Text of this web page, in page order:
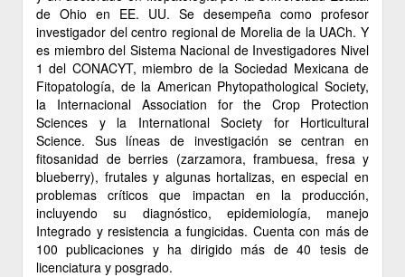
de Ohio en EE. UU. Se desempeña como profesor
investigador del centro regional de Morelia de la UACh. Y
es miembro del Sistema Nacional de Investigadores Nivel
1 del CONACYT, miembro de la Sociedad Mexicana de
Fitopatología, de la American Phytopathological Society,
la Internacional Association for the Crop Protection
Sciences y la International Society for Horticultural
Science. Sus líneas de investigación se centran en
fitosanidad de berries (zarzamora, frambuesa, fresa y
blueberry), frutales y algunas hortalizas, en especial en
problemas críticos que impactan en la producción,
incluyendo su diagnóstico, epidemiología, manejo
Integrado y resistencia a fungicidas. Cuenta con más de
100 publicaciones y ha dirigido más de 40 tesis de
licenciatura y posgrado.